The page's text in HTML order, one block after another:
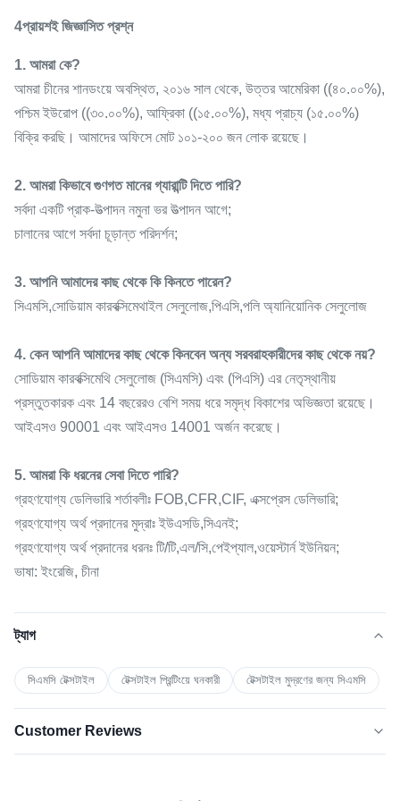
4প্রায়শই জিজ্ঞাসিত প্রশ্ন
1. আমরা কে?
আমরা চীনের শানডংয়ে অবস্থিত, ২০১৬ সাল থেকে, উত্তর আমেরিকা ((৪০.০০%),
পশ্চিম ইউরোপ ((৩০.০০%), আফ্রিকা ((১৫.০০%), মধ্য প্রাচ্য (১৫.০০%)
বিক্রি করছি। আমাদের অফিসে মোট ১০১-২০০ জন লোক রয়েছে।
2. আমরা কিভাবে গুণগত মানের গ্যারান্টি দিতে পারি?
সর্বদা একটি প্রাক-উত্পাদন নমুনা ভর উত্পাদন আগে;
চালানের আগে সর্বদা চূড়ান্ত পরিদর্শন;
3. আপনি আমাদের কাছ থেকে কি কিনতে পারেন?
সিএমসি,সোডিয়াম কারবক্সিমেথাইল সেলুলোজ,পিএসি,পলি অ্যানিয়োনিক সেলুলোজ
4. কেন আপনি আমাদের কাছ থেকে কিনবেন অন্য সরবরাহকারীদের কাছ থেকে নয়?
সোডিয়াম কারবক্সিমেথি সেলুলোজ (সিএমসি) এবং (পিএসি) এর নেতৃস্থানীয়
প্রস্তুতকারক এবং 14 বছরেরও বেশি সময় ধরে সমৃদ্ধ বিকাশের অভিজ্ঞতা রয়েছে।
আইএসও 90001 এবং আইএসও 14001 অর্জন করেছে।
5. আমরা কি ধরনের সেবা দিতে পারি?
গ্রহণযোগ্য ডেলিভারি শর্তাবলীঃ FOB,CFR,CIF, এক্সপ্রেস ডেলিভারি;
গ্রহণযোগ্য অর্থ প্রদানের মুদ্রাঃ ইউএসডি,সিএনই;
গ্রহণযোগ্য অর্থ প্রদানের ধরনঃ টি/টি,এল/সি,পেইপ্যাল,ওয়েস্টার্ন ইউনিয়ন;
ভাষা: ইংরেজি, চীনা
ট্যাগ
সিএমসি টেক্সটাইল টেক্সটাইল প্রিন্টিংয়ে ঘনকারী টেক্সটাইল মুদ্রণের জন্য সিএমসি
Customer Reviews